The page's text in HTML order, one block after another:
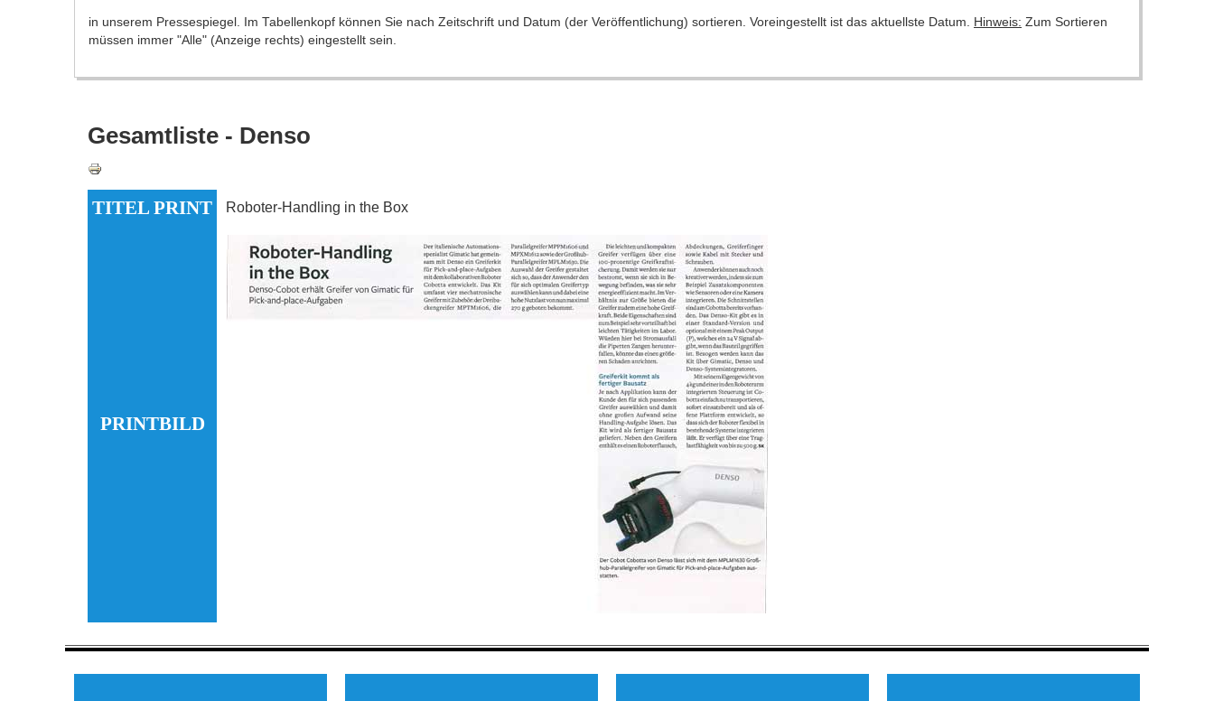
in unserem Pressespiegel. Im Tabellenkopf können Sie nach Zeitschrift und Datum (der Veröffentlichung) sortieren. Voreingestellt ist das aktuellste Datum. Hinweis: Zum Sortieren
müssen immer "Alle" (Anzeige rechts) eingestellt sein.
Gesamtliste - Denso
TITEL PRINT Roboter-Handling in the Box
PRINTBILD